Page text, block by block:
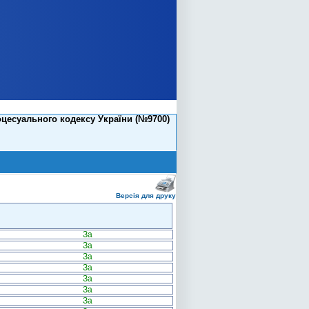
кодексу України (№9700)
Версія для друку
За
За
За
За
За
За
За